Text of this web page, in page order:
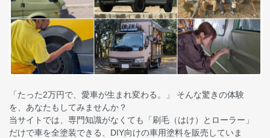
「たった2万円で、愛車が生まれ変わる。」 そんな驚きの体験
を、あなたもしてみませんか？
当サイトでは、専門知識がなくても「刷毛（はけ）とローラー」
だけで車を全塗装できる、DIY向けの車用塗料を販売していま